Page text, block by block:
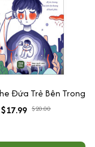
Đứa Trẻ Bên Trong
$17.99 $20.00